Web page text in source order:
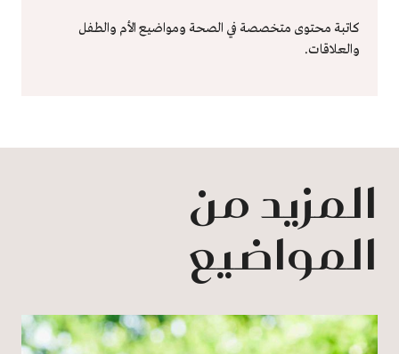
كاتبة محتوى متخصصة في الصحة ومواضيع الأم والطفل
والعلاقات.
المزيد من
المواضيع